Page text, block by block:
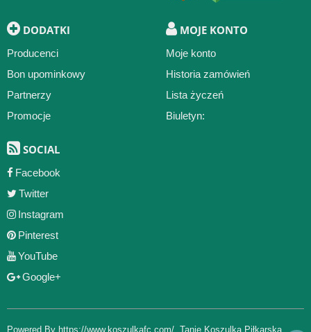
DODATKI
Producenci
Bon upominkowy
Partnerzy
Promocje
MOJE KONTO
Moje konto
Historia zamówień
Lista życzeń
Biuletyn:
SOCIAL
Facebook
Twitter
Instagram
Pinterest
YouTube
Google+
Powered By https://www.koszulkafc.com/ Tanie Koszulka Piłkarska